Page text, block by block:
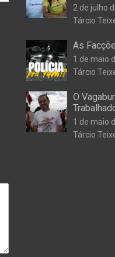
2 de julho
Tárcio
As
1 de maio
Tárcio
O
1 de maio
Tárcio